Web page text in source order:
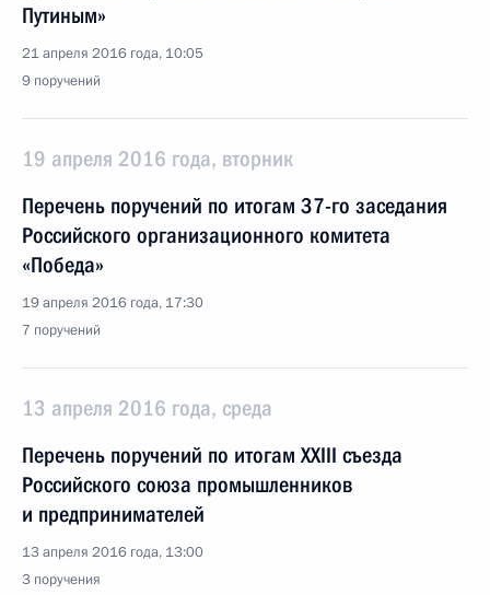
Путиным»
21 апреля 2016 года, 10:05
9 поручений
19 апреля 2016 года, вторник
Перечень поручений по итогам 37-го заседания
Российского организационного комитета
«Победа»
19 апреля 2016 года, 17:30
7 поручений
13 апреля 2016 года, среда
Перечень поручений по итогам XXIII съезда
Российского союза промышленников
и предпринимателей
13 апреля 2016 года, 13:00
3 поручения